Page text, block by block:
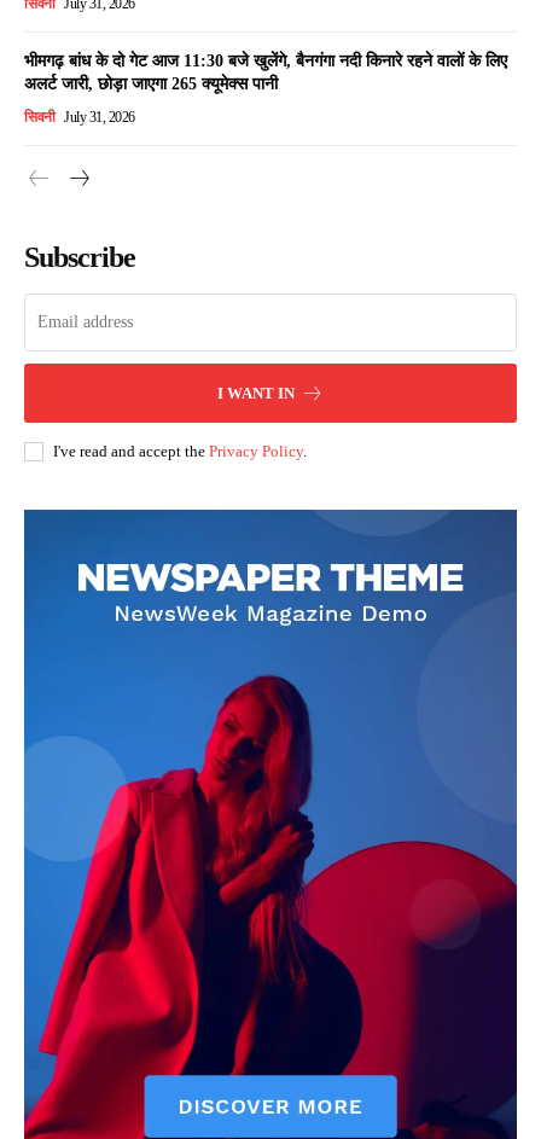
सिवनी July 31, 2026
भीमगढ़ बांध के दो गेट आज 11:30 बजे खुलेंगे, बैनगंगा नदी किनारे रहने वालों के लिए
अलर्ट जारी, छोड़ा जाएगा 265 क्यूमेक्स पानी
सिवनी July 31, 2026
Subscribe
I WANT IN
I've read and accept the Privacy Policy.